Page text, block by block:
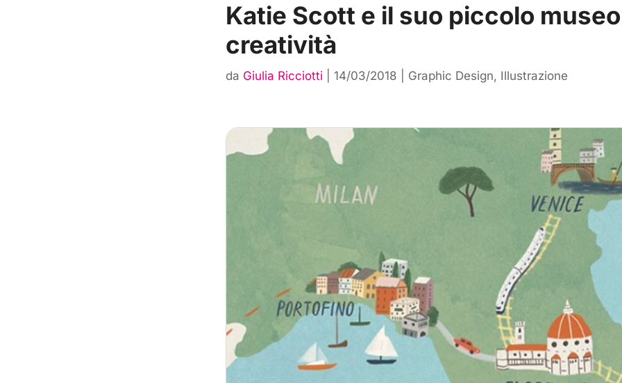
Katie Scott e il suo piccolo
creatività
da Giulia Ricciotti |14/03/2018 Graphic Design, Illustrazione